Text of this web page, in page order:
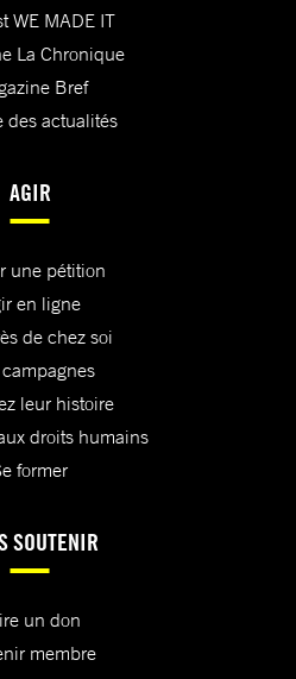
WE MADE IT
La Chronique
Bref
des actualités
AGIR
une pétition
en ligne
de chez soi
leur histoire
droits humains
former
SOUTENIR
un don
membre